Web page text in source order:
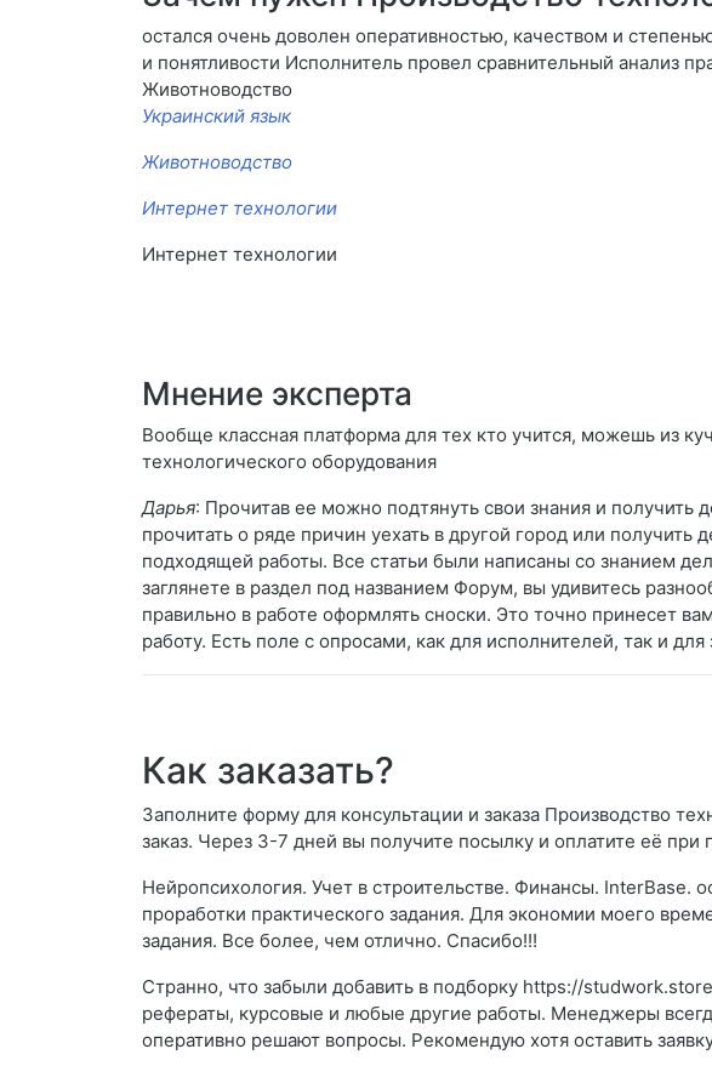
остался очень доволен оперативностью, качеством и
и понятливости Исполнитель провел сравнительный анализ
Животноводство
Украинский язык
Животноводство
Интернет технологии
Интернет технологии
Мнение эксперта
Вообще классная платформа для тех кто учится, можешь из
технологического оборудования
Дарья: Прочитав ее можно подтянуть свои знания и
прочитать о ряде причин уехать в другой город или
подходящей работы. Все статьи были написаны со знанием
заглянете в раздел под названием Форум, вы удивитесь
правильно в работе оформлять сноски. Это точно принесет
работу. Есть поле с опросами, как для исполнителей, так и
Как заказать?
Заполните форму для консультации и заказа Производство
заказ. Через 3-7 дней вы получите посылку и оплатите её при
Нейропсихология. Учет в строительстве. Финансы. InterBase.
проработки практического задания. Для экономии моего
задания. Все более, чем отлично. Спасибо!!!
Странно, что забыли добавить в подборку https://
рефераты, курсовые и любые другие работы. Менеджеры
оперативно решают вопросы. Рекомендую хотя оставить